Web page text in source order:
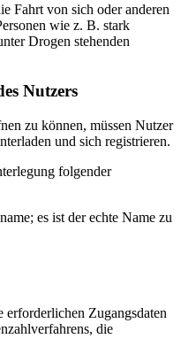
Fahrt von sich oder anderen
wie z. B. stark
Drogen stehenden
Nutzers
zu können, müssen Nutzer
und sich registrieren.
folgender
es ist der echte Name zu
Zugangsdaten
die